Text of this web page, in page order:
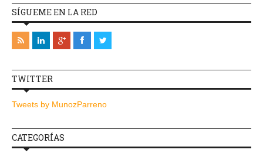
SÍGUEME EN LA RED
TWITTER
Tweets by MunozParreno
CATEGORÍAS